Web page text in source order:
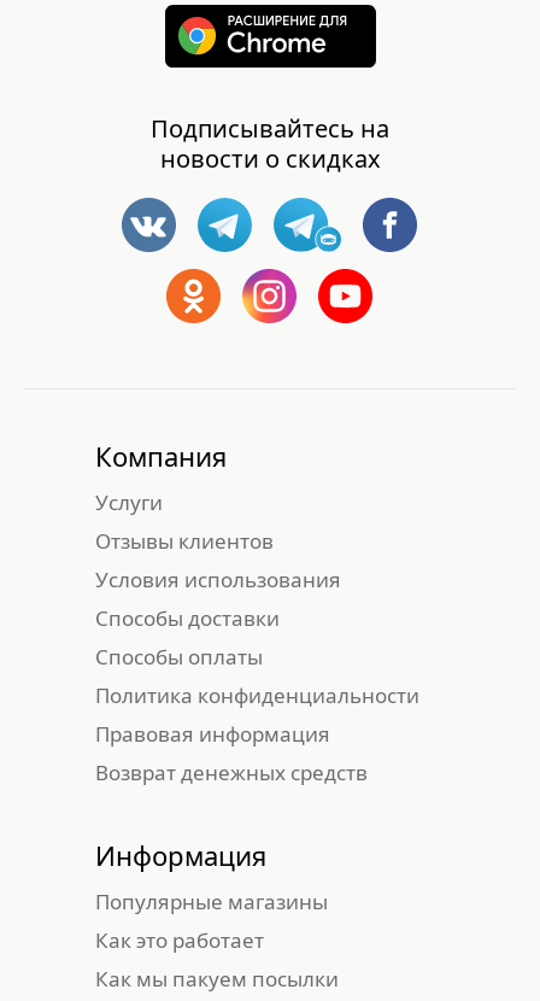
Подписывайтесь на
новости о скидках
Способы доставки
Возврат денежных средств
Условия использования
Правовая информация
Способы оплаты
Услуги
Компания
Отзывы клиентов
Политика конфиденциальности
Как это работает
Популярные магазины
Информация
Как мы пакуем посылки